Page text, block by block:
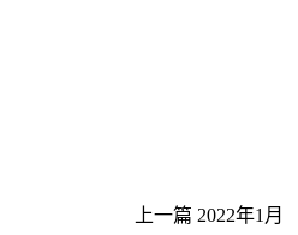
上一篇 2022年1月